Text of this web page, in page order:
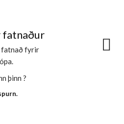
fatnað fyrir
þinn ?